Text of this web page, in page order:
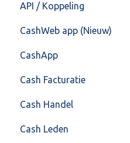
CashHero Layout
Mailen vanuit CASHWeb
Algemeen gebruik
API / Koppeling
Algemeen
Api 3.0 (SOAP API)
API 4.0 (REST API)
CashWeb app (Nieuw)
Veel gestelde vragen
CashApp
Cash Facturatie
Factureren
Instellingen
Cash Handel
Inkoop
Cash Leden